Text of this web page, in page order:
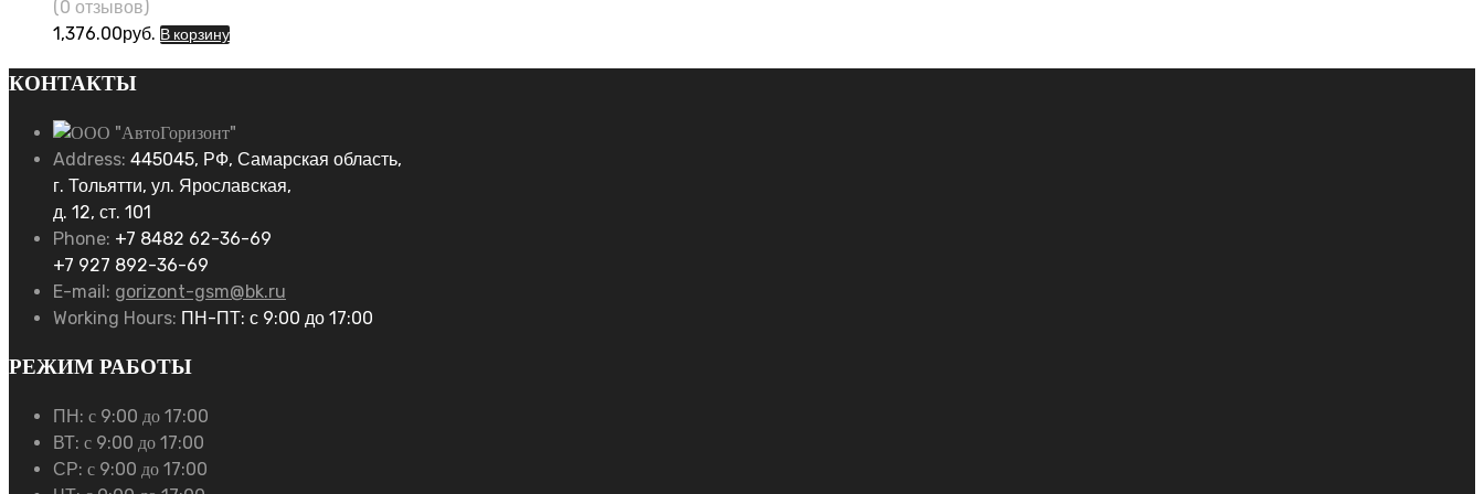
(0 отзывов)
1,376.00руб. В корзину
КОНТАКТЫ
Address: 445045, РФ, Самарская область,
г. Тольятти, ул. Ярославская,
д. 12, ст. 101
Phone: +7 8482 62-36-69
+7 927 892-36-69
E-mail: gorizont-gsm@bk.ru
Working Hours: ПН-ПТ: с 9:00 до 17:00
РЕЖИМ РАБОТЫ
ПН: с 9:00 до 17:00
ВТ: с 9:00 до 17:00
СР: с 9:00 до 17:00